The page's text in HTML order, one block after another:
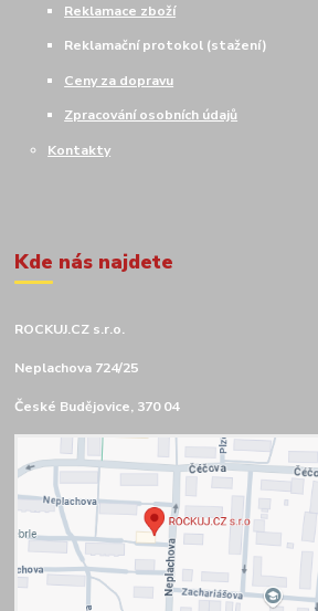
Reklamace zboží
Reklamační protokol (stažení)
Ceny za dopravu
Zpracování osobních údajů
Kontakty
Kde nás najdete
ROCKUJ.CZ s.r.o.
Neplachova 724/25
České Budějovice, 370 04